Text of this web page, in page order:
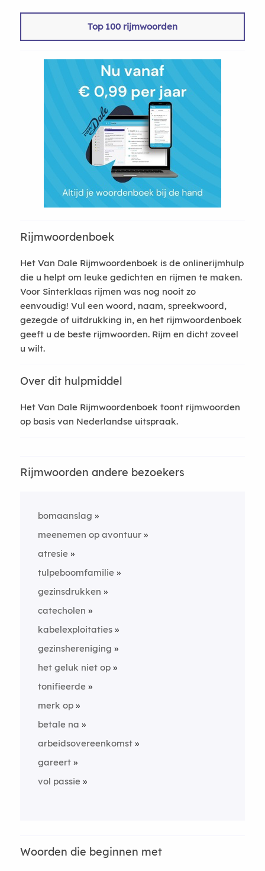
Top 100 rijmwoorden
Rijmwoordenboek
Het Van Dale Rijmwoordenboek is de onlinerijmhulp
die u helpt om leuke gedichten en rijmen te maken.
Voor Sinterklaas rijmen was nog nooit zo
eenvoudig! Vul een woord, naam, spreekwoord,
gezegde of uitdrukking in, en het rijmwoordenboek
geeft u de beste rijmwoorden. Rijm en dicht zoveel
u wilt.
Over dit hulpmiddel
Het Van Dale Rijmwoordenboek toont rijmwoorden
op basis van Nederlandse uitspraak.
Rijmwoorden andere bezoekers
bomaanslag
meenemen op avontuur
atresie
tulpeboomfamilie
gezinsdrukken
catecholen
kabelexploitaties
gezinshereniging
het geluk niet op
tonifieerde
merk op
betale na
arbeidsovereenkomst
gareert
vol passie
Woorden die beginnen met